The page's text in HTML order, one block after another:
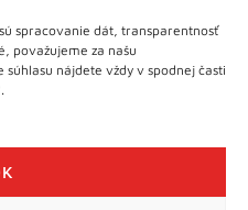
spracovanie dát, transparentnosť
považujeme za našu
nájdete vždy v spodnej časti
841 06